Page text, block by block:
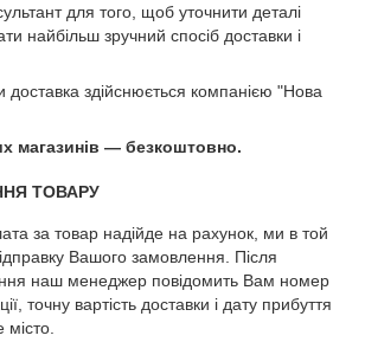
для того, щоб уточнити деталі
найбільш зручний спосіб доставки і
доставка здійснюється компанією "Нова
магазинів — безкоштовно.
ТОВАРУ
за товар надійде на рахунок, ми в той
Вашого замовлення. Після
наш менеджер повідомить Вам номер
точну вартість доставки і дату прибуття